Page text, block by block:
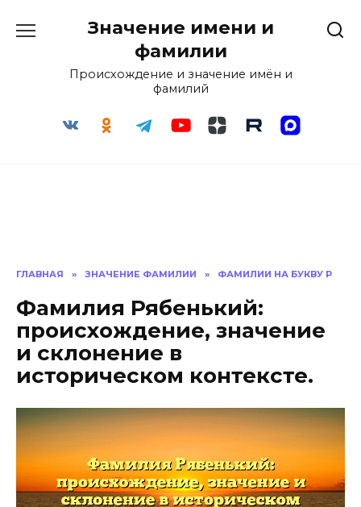
Значение имени и
фамилии
Происхождение и значение имён и
фамилий
ГЛАВНАЯ » ЗНАЧЕНИЕ ФАМИЛИИ » ФАМИЛИИ НА БУКВУ Р
Фамилия Рябенький:
происхождение, значение
и склонение в
историческом контексте.